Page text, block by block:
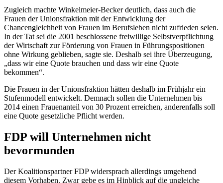
Zugleich machte Winkelmeier-Becker deutlich, dass auch die
Frauen der Unionsfraktion mit der Entwicklung der
Chancengleichheit von Frauen im Berufsleben nicht zufrieden seien.
In der Tat sei die 2001 beschlossene freiwillige Selbstverpflichtung
der Wirtschaft zur Förderung von Frauen in Führungspositionen
ohne Wirkung geblieben, sagte sie. Deshalb sei ihre Überzeugung,
„dass wir eine Quote brauchen und dass wir eine Quote
bekommen“.
Die Frauen in der Unionsfraktion hätten deshalb im Frühjahr ein
Stufenmodell entwickelt. Demnach sollen die Unternehmen bis
2014 einen Frauenanteil von 30 Prozent erreichen, anderenfalls soll
eine Quote gesetzliche Pflicht werden.
FDP will Unternehmen nicht
bevormunden
Der Koalitionspartner FDP widersprach allerdings umgehend
diesem Vorhaben. Zwar gebe es im Hinblick auf die ungleiche